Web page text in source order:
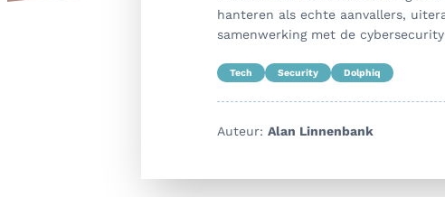
hanteren als echte aanvallers,
samenwerking met de
Tech Security Dolphiq
Auteur: Alan Linnenbank